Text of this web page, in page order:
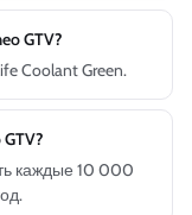
GTV?
Coolant Green.
каждые 10 000